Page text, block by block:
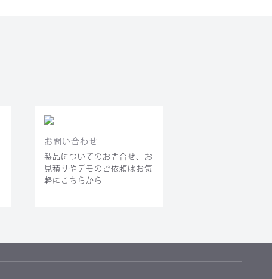
お問い合わせ
製品についてのお問合せ、お
見積りやデモのご依頼はお気
軽にこちらから